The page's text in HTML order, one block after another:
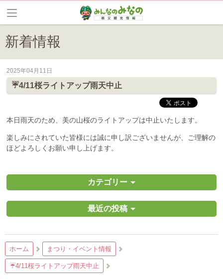
新着情報
皆野町のイベントやお祭り、花情報等の最新情報や観光協会会員情報
2025年04月11日
☔4/11桜ライトアップ雨天中止
本日雨天のため、美の山桜のライトアップは中止いたします。
楽しみにされていた皆様には誠に申し訳ございませんが、ご理解の
ほどよろしくお願い申し上げます。
カテゴリー
最近の投稿
ホーム まつり・イベント情報
☔4/11桜ライトアップ雨天中止